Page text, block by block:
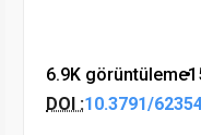
6.9K görüntüleme•
DOI :10.3791/